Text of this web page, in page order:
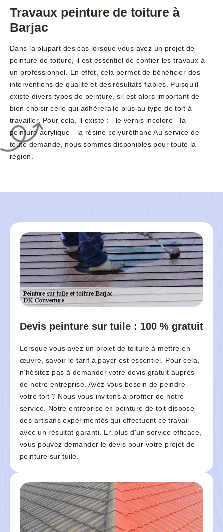
Travaux peinture de toiture à
Barjac
Dans la plupart des cas lorsque vous avez un projet de
peinture de toiture, il est essentiel de confier les travaux à
un professionnel. En effet, cela permet de bénéficier des
interventions de qualité et des résultats fiables. Puisqu’il
existe divers types de peinture, sil est alors important de
bien choisir celle qui adhèrera le plus au type de toit à
travailler. Pour cela, il existe : - le vernis incolore - la
peinture acrylique - la résine polyuréthane Au service de
toute demande, nous sommes disponibles pour toute la
région.
Devis peinture sur tuile : 100 % gratuit
Lorsque vous avez un projet de toiture à mettre en
œuvre, savoir le tarif à payer est essentiel. Pour cela,
n’hésitez pas à demander votre devis gratuit auprès
de notre entreprise. Avez-vous besoin de peindre
votre toit ? Nous vous invitons à profiter de notre
service. Notre entreprise en peinture de toit dispose
des artisans expérimentés qui effectuent ce travail
avec un résultat garanti. En plus d'un service efficace,
vous pouvez demander le devis pour votre projet de
peinture sur tuile.